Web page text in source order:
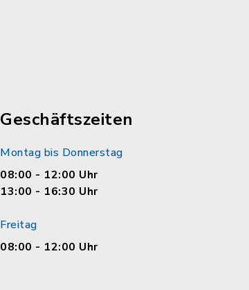
Geschäftszeiten
Montag bis Donnerstag
08:00 - 12:00 Uhr
13:00 - 16:30 Uhr
Freitag
08:00 - 12:00 Uhr